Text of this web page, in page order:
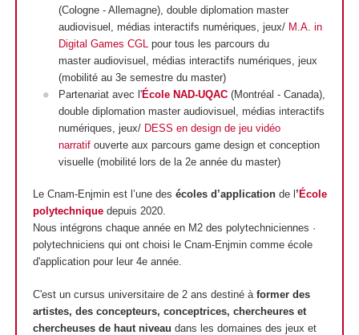
(Cologne - Allemagne), double diplomation master
audiovisuel, médias interactifs numériques, jeux/ M.A. in
Digital Games CGL pour tous les parcours du
master audiovisuel, médias interactifs numériques, jeux
(mobilité au 3e semestre du master)
Partenariat avec l'École NAD-UQAC (Montréal - Canada),
double diplomation master audiovisuel, médias interactifs
numériques, jeux/ DESS en design de jeu vidéo
narratif ouverte aux parcours game design et conception
visuelle (mobilité lors de la 2e année du master)
Le Cnam-Enjmin est l’une des écoles d’applicationde l ’ École
polytechnique depuis 2020.
Nous intégrons chaque année en M2 des polytechniciennes ·
polytechniciens qui ont choisi le Cnam-Enjmin comme école
d'application pour leur 4e année.
C'est un cursus universitaire de 2 ans destiné à former des
artistes, des concepteurs, conceptrices, chercheures et
chercheuses de haut niveau dans les domaines des jeux et